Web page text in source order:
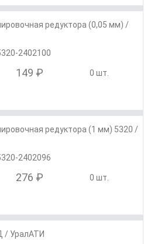
редуктора (0,05 мм) /
2402100
149 ₽ 0 шт.
редуктора (1 мм) 5320 /
2402096
276 ₽ 0 шт.
/ УралАТИ